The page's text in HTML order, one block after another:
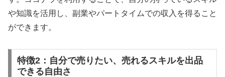
や知識を活用し、副業やパートタイムでの収入を得ること
ができます。
特徴2：自分で売りたい、売れるスキルを出品
できる自由さ